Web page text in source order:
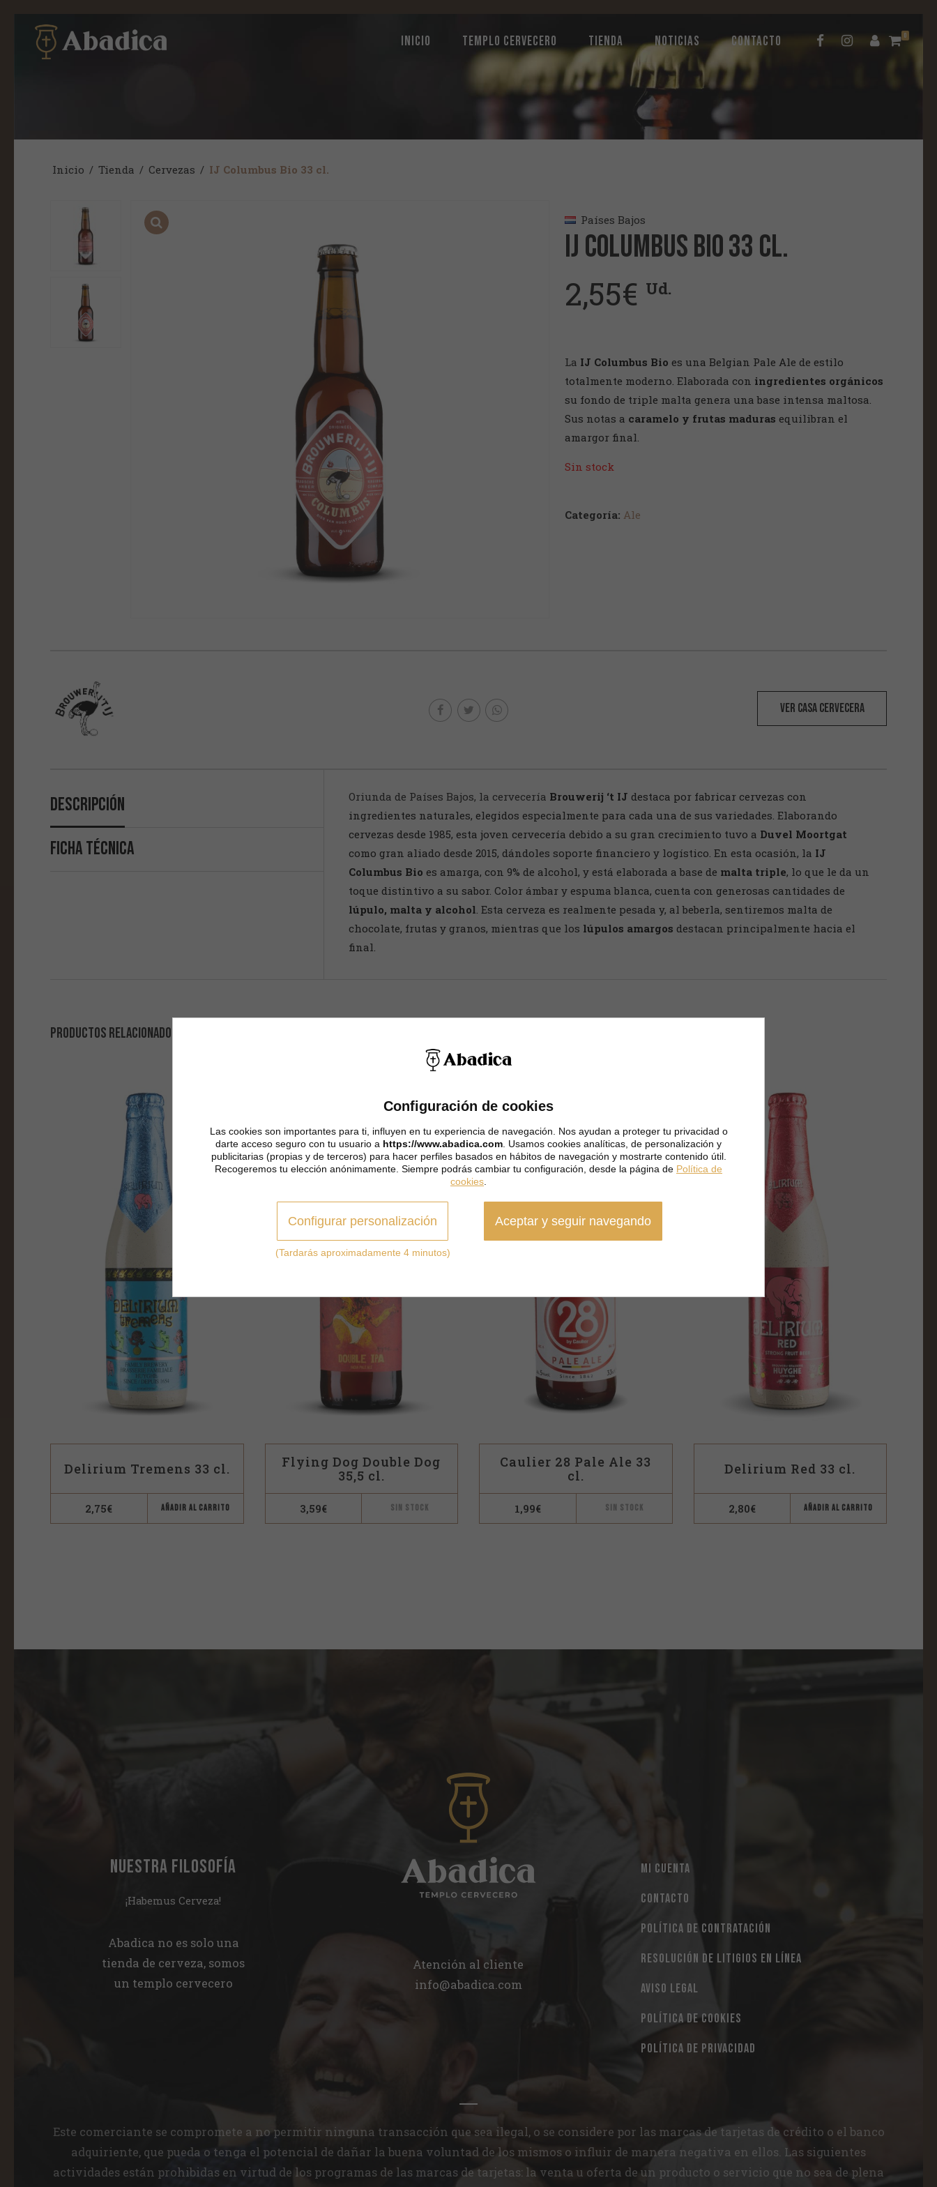
0
INICIO TEMPLO CERVECERO TIENDA NOTICIAS CONTACTO
Inicio / Tienda / Cervezas / IJ Columbus Bio 33 cl.
Países Bajos
IJ Columbus Bio 33 cl.
2,55€ Ud.
La IJ Columbus Bio es una Belgian Pale Ale de estilo
totalmente moderno. Elaborada con ingredientes orgánicos
su fondo de triple malta genera una base intensa maltosa.
Sus notas a caramelo y frutas maduras equilibran el
amargor final.
Sin stock
Categoría: Ale
VER CASA CERVECERA
Descripción
FICHA TÉCNICA
Oriunda de Países Bajos, la cervecería Brouwerij ‘t IJ destaca por fabricar cervezas con
ingredientes naturales, elegidos especialmente para cada una de sus variedades. Elaborando
cervezas desde 1985, esta joven cervecería debido a su gran crecimiento tuvo a Duvel Moortgat
como gran aliado desde 2015, dándoles soporte financiero y logístico. En esta ocasión, la IJ
Columbus Bio es amarga, con 9% de alcohol, y está elaborada a base de malta triple, lo que le da un
toque distintivo a su sabor. Color ámbar y espuma blanca, cuenta con generosas cantidades de
lúpulo, malta y alcohol. Esta cerveza es realmente pesada y, al beberla, sentiremos malta de
chocolate, frutas y granos, mientras que los lúpulos amargos destacan principalmente hacia el
final.
PRODUCTOS RELACIONADOS
Delirium Tremens 33 cl.
2,75€ AÑADIR AL CARRITO
Flying Dog Double Dog
35,5 cl.
3,59€ SIN STOCK
Caulier 28 Pale Ale 33
cl.
1,99€ SIN STOCK
Delirium Red 33 cl.
2,80€ AÑADIR AL CARRITO
NUESTRA FILOSOFÍA
¡Habemus Cerveza!
Abadica no es solo una
tienda de cerveza, somos
un templo cervecero
Atención al cliente
info@abadica.com
MI CUENTA
CONTACTO
POLÍTICA DE CONTRATACIÓN
RESOLUCIÓN DE LITIGIOS EN LÍNEA
AVISO LEGAL
POLÍTICA DE COOKIES
POLÍTICA DE PRIVACIDAD
Este comerciante se compromete a no permitir ninguna transacción que sea ilegal, o se considere por las marcas de tarjetas de crédito o el banco
adquiriente, que pueda o tenga el potencial de dañar la buena voluntad de los mismos o influir de manera negativa en ellos. Las siguientes
actividades están prohibidas en virtud de los programas de las marcas de tarjetas: la venta u oferta de un producto o servicio que no sea de plena
Configuración de cookies
Las cookies son importantes para ti, influyen en tu experiencia de navegación. Nos ayudan a proteger tu privacidad o
darte acceso seguro con tu usuario a https://www.abadica.com. Usamos cookies analíticas, de personalización y
publicitarias (propias y de terceros) para hacer perfiles basados en hábitos de navegación y mostrarte contenido útil.
Recogeremos tu elección anónimamente. Siempre podrás cambiar tu configuración, desde la página de Política de
cookies.
Configurar personalización
(Tardarás aproximadamente 4 minutos)
Aceptar y seguir navegando